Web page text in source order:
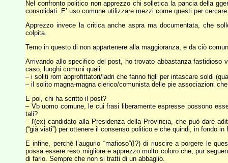
Nel confronto politico non apprezzo chi solletica la pancia della
consolidati. E’ uso comune utilizzare mezzi come questi per
Apprezzo invece la critica anche aspra ma documentata, che
colpita.
Temo in questo di non appartenere alla maggioranza, e da ciò
Arrivando allo specifico del post, ho trovato abbastanza fastidioso
caso, luoghi comuni quali:
– i soliti rom approfittatori/ladri che fanno figli per intascare soldi
– il solito magna-magna clerico/comunista delle pie associazioni
E poi, chi ha scritto il post?
– Vb uomo comune, le cui frasi liberamente espresse possono
tali?
– l'(ex) candidato alla Presidenza della Provincia, che può dare
(“già visti”) per ottenere il consenso politico e che quindi, in fondo
E infine, perché l’augurio “mafioso”(!?) di riuscire a porgere le
possa essere reso migliore e apprezzo molto coloro che, pur
di farlo. Sempre che non si tratti di un abbaglio.